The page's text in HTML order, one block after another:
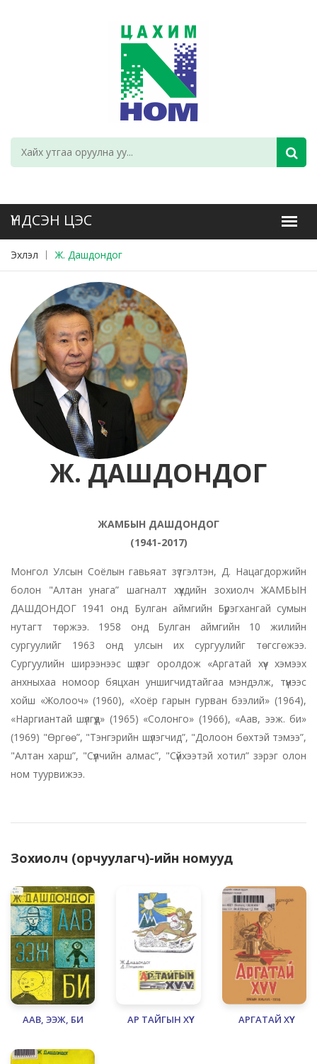
Эхлэл Ж. Дашдондог
Ж. ДАШДОНДОГ
ЖАМБЫН ДАШДОНДОГ
(1941-2017)
Монгол Улсын Соёлын гавьяат зүтгэлтэн, Д. Нацагдоржийн
болон "Алтан унага” шагналт хүүхдийн зохиолч ЖАМБЫН
ДАШДОНДОГ 1941 онд Булган аймгийн Бүрэгхангай сумын
нутагт төржээ. 1958 онд Булган аймгийн 10 жилийн
сургуулийг 1963 онд улсын их сургуулийг төгсгөжээ.
Сургуулийн ширээнээс шүлэг оролдож «Аргатай хүү» хэмээх
анхныхаа номоор бяцхан уншигчидтайгаа мэндэлж, түүнээс
хойш «Жолооч» (1960), «Хоёр гарын гурван бээлий» (1964),
«Наргиантай шүлгүүд» (1965) «Солонго» (1966), «Аав, ээж. би»
(1969) "Өргөө”, "Тэнгэрийн шүлэгчид”, "Долоон бөхтэй тэмээ”,
"Алтан харш”, "Сүүлчийн алмас”, "Сүйхээтэй хотил” зэрэг олон
ном туурвижээ.
Зохиолч (орчуулагч)-ийн номууд
ААВ, ЭЭЖ, БИ АР ТАЙГЫН ХҮҮ АРГАТАЙ ХҮҮ